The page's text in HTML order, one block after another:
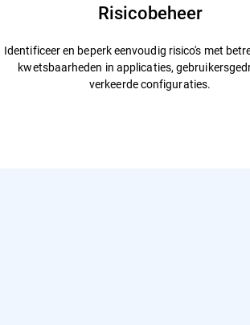
Risicobeheer
Identificeer en beperk eenvoudig risico's met
kwetsbaarheden in applicaties,
verkeerde configuraties.